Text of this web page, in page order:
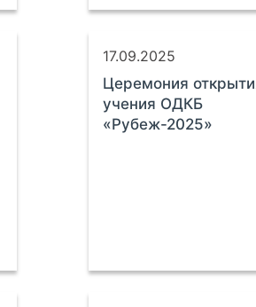
17.09.2025
Церемония
учения ОДКБ
«Рубеж-2025»